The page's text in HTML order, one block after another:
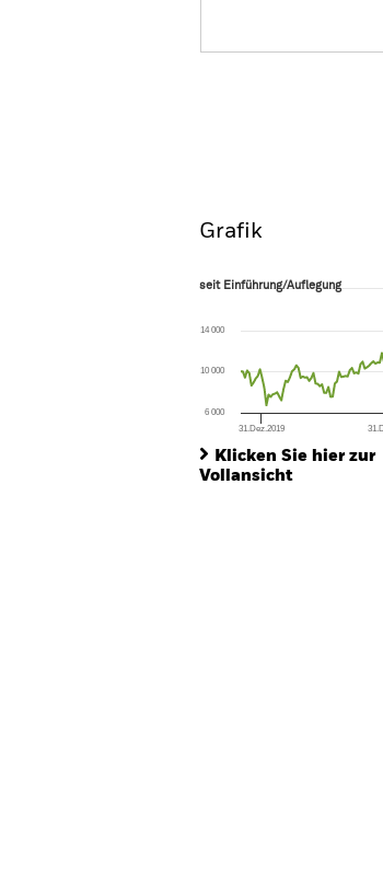
Grafik
seit Einführung/Auflegung
The chart has 1 X axis
The chart has 1 Y axis
seit Einführung/Auflegung
31.Dez.2019
6 000
10 000
14 000
Klicken Sie hier zur
Vollansicht